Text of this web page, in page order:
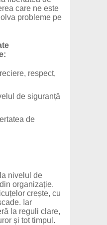
care ne este
probleme pe
respect,
de siguranță
de
nivelul de
organizație.
crește, cu
Iar
la reguli clare,
și tot timpul.